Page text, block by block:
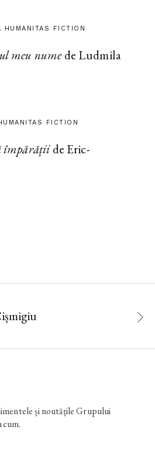
FICTION
meu numede Ludmila
FICTION
împărățiide Eric-
și noutățile Grupului